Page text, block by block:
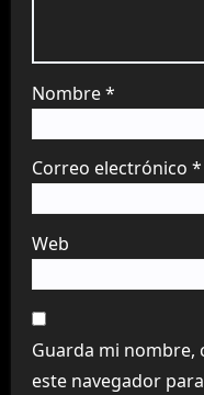
Nombre*
Correo electrónico *
Web
Guarda mi nombre,
este navegador